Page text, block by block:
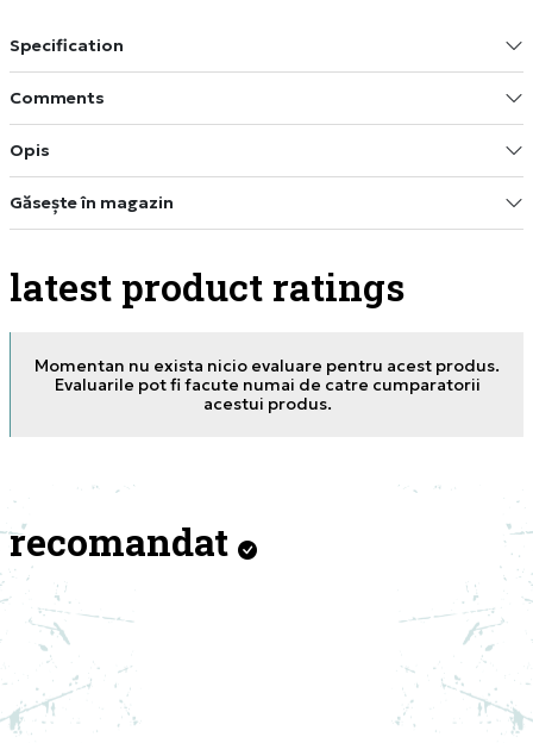
Specification
Comments
Opis
Găsește în magazin
latest product ratings
Momentan nu exista nicio evaluare pentru acest produs.
Evaluarile pot fi facute numai de catre cumparatorii
acestui produs.
recomandat